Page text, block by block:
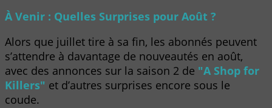
À Venir : Quelles Surprises pour Août ?
Alors que juillet tire à sa fin, les abonnés peuvent
s’attendre à davantage de nouveautés en août,
avec des annonces sur la saison 2 de "A Shop for
Killers" et d’autres surprises encore sous le
coude.